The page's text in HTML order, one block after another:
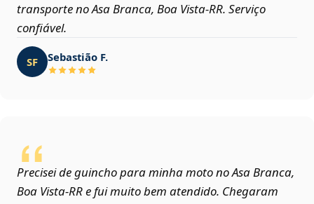
transporte no Asa Branca, Boa Vista‑RR. Serviço
confiável.
SF Sebastião F.
Precisei de guincho para minha moto no Asa Branca,
Boa Vista‑RR e fui muito bem atendido. Chegaram